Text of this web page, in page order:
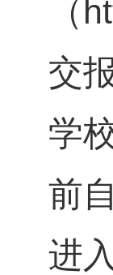
（
交
学
前
进